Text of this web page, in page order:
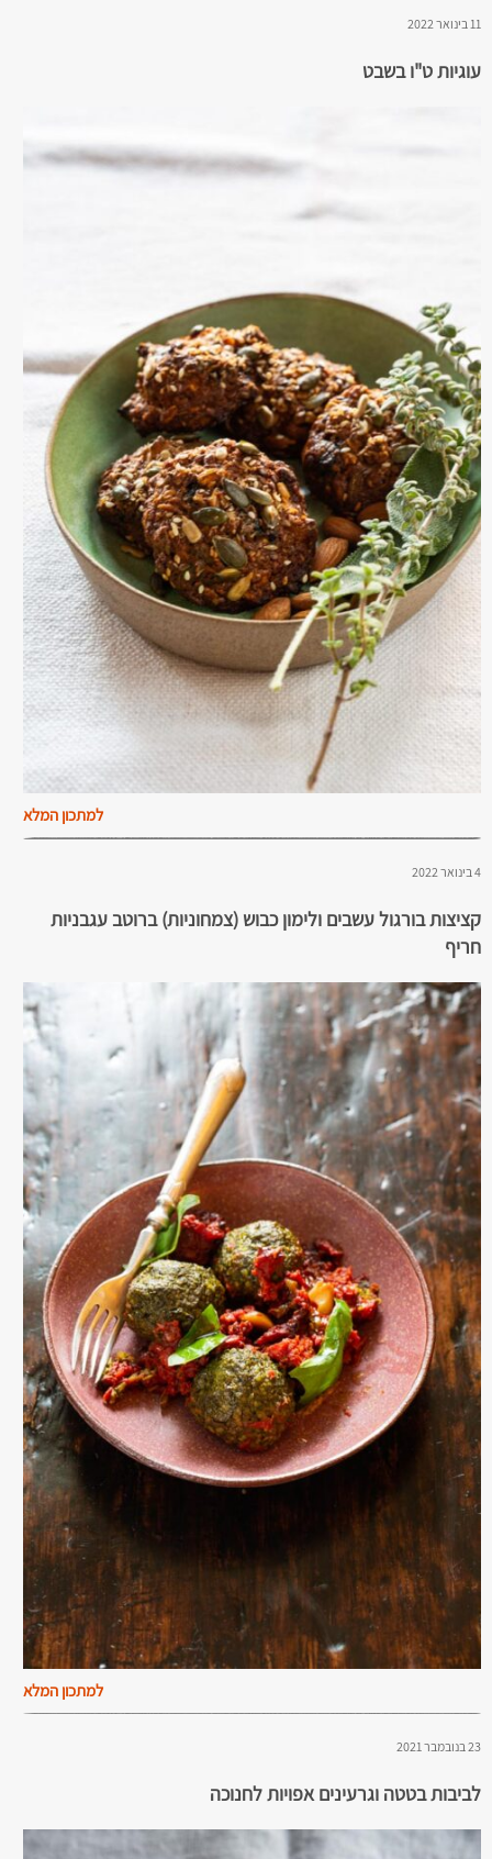
11 בינואר 2022
עוגיות ט"ו בשבט
למתכון המלא
4 בינואר 2022
קציצות בורגול עשבים ולימון כבוש (צמחוניות) ברוטב עגבניות
חריף
למתכון המלא
23 בנובמבר 2021
לביבות בטטה וגרעינים אפויות לחנוכה